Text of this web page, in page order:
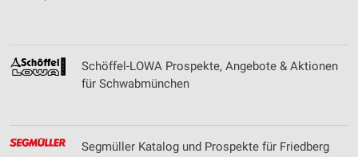
Schöffel-LOWA Prospekte, Angebote & Aktionen
für Schwabmünchen
Segmüller Katalog und Prospekte für Friedberg